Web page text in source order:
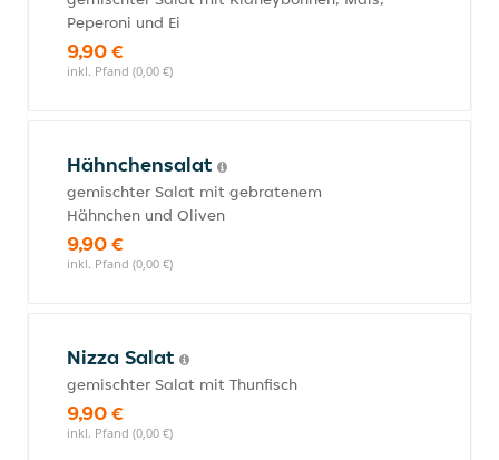
Peperoni und Ei
9,90 €
inkl. Pfand (0,00 €)
Hähnchensalat
gemischter Salat mit gebratenem
Hähnchen und Oliven
9,90 €
inkl. Pfand (0,00 €)
Nizza Salat
gemischter Salat mit Thunfisch
9,90 €
inkl. Pfand (0,00 €)